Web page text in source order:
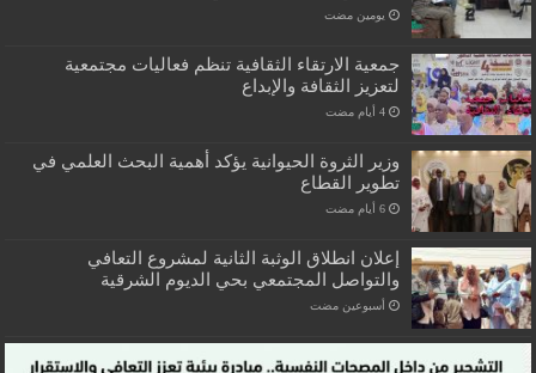
‏يومين مضت
جمعية الارتقاء الثقافية تنظم فعاليات مجتمعية
لتعزيز الثقافة والإبداع
‏4 أيام مضت
وزير الثروة الحيوانية يؤكد أهمية البحث العلمي في
تطوير القطاع
‏6 أيام مضت
إعلان انطلاق الوثبة الثانية لمشروع التعافي
والتواصل المجتمعي بحي الديوم الشرقية
‏أسبوعين مضت